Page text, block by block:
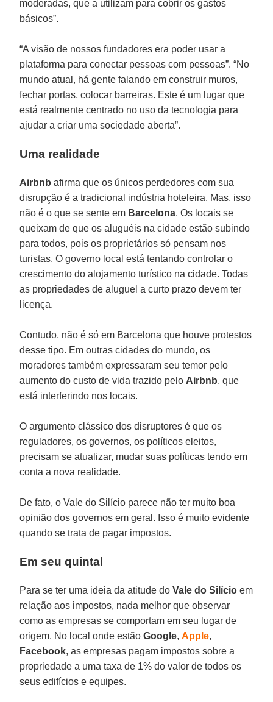
moderadas, que a utilizam para cobrir os gastos
básicos”.
“A visão de nossos fundadores era poder usar a
plataforma para conectar pessoas com pessoas”. “No
mundo atual, há gente falando em construir muros,
fechar portas, colocar barreiras. Este é um lugar que
está realmente centrado no uso da tecnologia para
ajudar a criar uma sociedade aberta”.
Uma realidade
Airbnb afirma que os únicos perdedores com sua
disrupção é a tradicional indústria hoteleira. Mas, isso
não é o que se sente em Barcelona. Os locais se
queixam de que os aluguéis na cidade estão subindo
para todos, pois os proprietários só pensam nos
turistas. O governo local está tentando controlar o
crescimento do alojamento turístico na cidade. Todas
as propriedades de aluguel a curto prazo devem ter
licença.
Contudo, não é só em Barcelona que houve protestos
desse tipo. Em outras cidades do mundo, os
moradores também expressaram seu temor pelo
aumento do custo de vida trazido pelo Airbnb, que
está interferindo nos locais.
O argumento clássico dos disruptores é que os
reguladores, os governos, os políticos eleitos,
precisam se atualizar, mudar suas políticas tendo em
conta a nova realidade.
De fato, o Vale do Silício parece não ter muito boa
opinião dos governos em geral. Isso é muito evidente
quando se trata de pagar impostos.
Em seu quintal
Para se ter uma ideia da atitude doVale do Silício em
relação aos impostos, nada melhor que observar
como as empresas se comportam em seu lugar de
origem. No local onde estãoGoogle,Apple,
Facebook, as empresas pagam impostos sobre a
propriedade a uma taxa de 1% do valor de todos os
seus edifícios e equipes.